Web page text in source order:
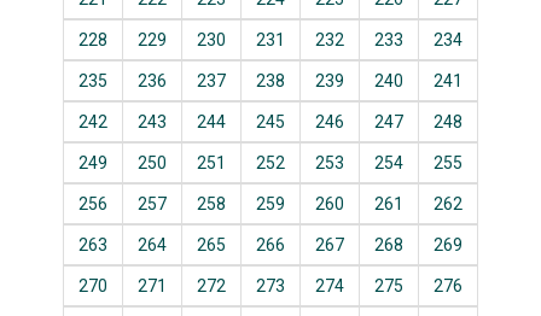
228 229 230 231 232 233 234
235 236 237 238 239 240 241
242 243 244 245 246 247 248
249 250 251 252 253 254 255
256 257 258 259 260 261 262
263 264 265 266 267 268 269
270 271 272 273 274 275 276